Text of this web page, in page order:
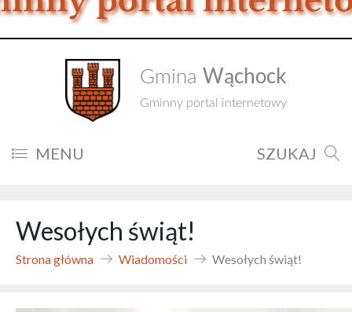
Gmina Wąchock
Gminny portal internetowy
MENU SZUKAJ
Wesołych świąt!
Strona główna Wiadomości Wesołych świąt!